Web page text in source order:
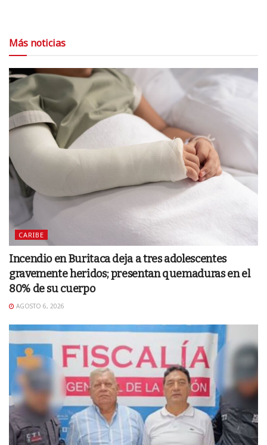
Más noticias
CARIBE
Incendio en Buritaca deja a tres adolescentes
gravemente heridos; presentan quemaduras en el
80% de su cuerpo
AGOSTO 6, 2026